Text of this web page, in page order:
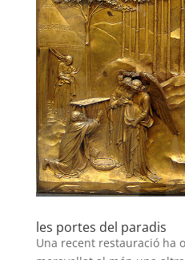
les portes del paradis
Una recent restauració ha